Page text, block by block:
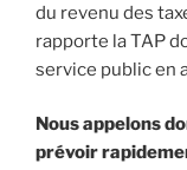
du revenu des
rapporte la TAP
service public en
Nous appelons
prévoir